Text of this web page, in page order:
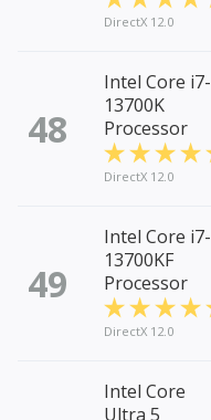
DirectX 12.0
48
Intel Core i7-
13700K
Processor
DirectX 12.0
49
Intel Core i7-
13700KF
Processor
DirectX 12.0
Intel Core
Ultra 5